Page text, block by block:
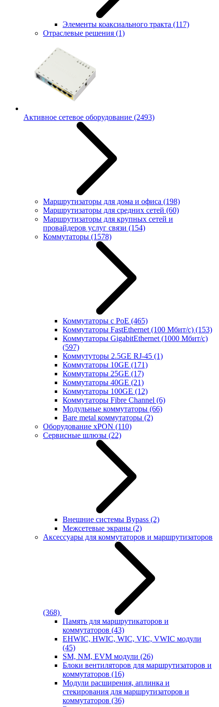
Элементы коаксиального тракта (117)
Отраслевые решения (1)
Активное сетевое оборудование (2493)
Маршрутизаторы для дома и офиса (198)
Маршрутизаторы для средних сетей (60)
Маршрутизаторы для крупных сетей и
провайдеров услуг связи (154)
Коммутаторы (1578)
Коммутаторы с PoE (465)
Коммутаторы FastEthernet (100 Мбит/с) (153)
Коммутаторы GigabitEthernet (1000 Мбит/с)
(597)
Коммутуторы 2.5GE RJ-45 (1)
Коммутаторы 10GE (171)
Коммутаторы 25GE (17)
Коммутаторы 40GE (21)
Коммутаторы 100GE (12)
Коммутаторы Fibre Channel (6)
Модульные коммутаторы (66)
Bare metal коммутаторы (2)
Оборудование xPON (110)
Сервисные шлюзы (22)
Внешние системы Bypass (2)
Межсетевые экраны (2)
Аксессуары для коммутаторов и маршрутизаторов
(368)
Память для маршрутикаторов и
коммутаторов (43)
EHWIC, HWIC, WIC, VIC, VWIC модули
(45)
SM, NM, EVM модули (26)
Блоки вентиляторов для маршрутизаторов и
коммутаторов (16)
Модули расширения, аплинка и
стекирования для маршрутизаторов и
коммутаторов (36)